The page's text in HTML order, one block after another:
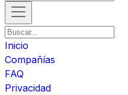
Inicio
Compañías
FAQ
Privacidad